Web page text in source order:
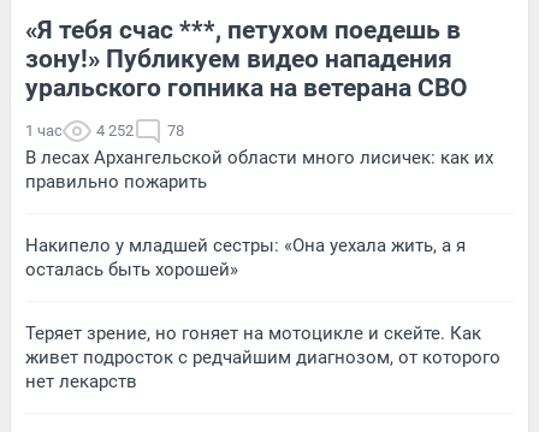
«Я тебя счас ***, петухом поедешь в
зону!» Публикуем видео нападения
уральского гопника на ветерана СВО
1 час 4 252 78
В лесах Архангельской области много лисичек: как их
правильно пожарить
Накипело у младшей сестры: «Она уехала жить, а я
осталась быть хорошей»
Теряет зрение, но гоняет на мотоцикле и скейте. Как
живет подросток с редчайшим диагнозом, от которого
нет лекарств